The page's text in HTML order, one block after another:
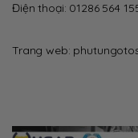
Điện thoại: 01286 564
Trang web: